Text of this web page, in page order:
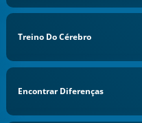
Treino Do Cérebro
Encontrar Diferenças